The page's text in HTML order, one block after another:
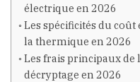
électrique en 2026
Les spécificités du
la thermique en 2026
Les frais principaux de
décryptage en 2026